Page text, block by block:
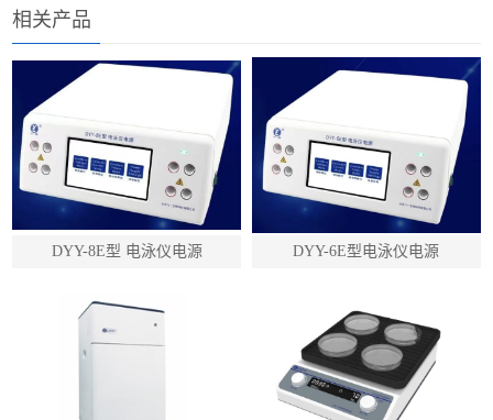
相关产品
DYY-8E型 电泳仪电源 DYY-6E型电泳仪电源